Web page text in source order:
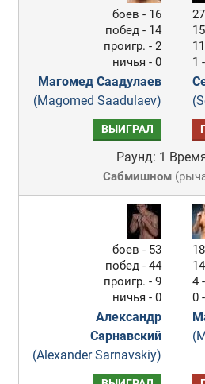
боев - 16
побед - 14
проигр. - 2
ничья - 0
Магомед Саадулаев
(Magomed Saadulaev)
1
ВЫИГРАЛ
Раунд: 1
Сабмишном(
боев - 53
побед - 44
проигр. - 9
ничья - 0
Александр
Сарнавский
(Alexander Sarnavskiy)
4
0